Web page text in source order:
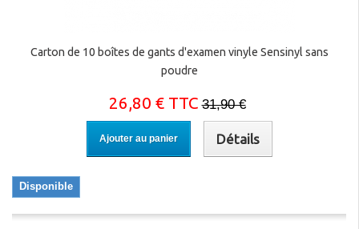
Carton de 10 boîtes de gants d'examen vinyle Sensinyl sans
poudre
26,80 € TTC 31,90 €
Ajouter au panier Détails
Disponible